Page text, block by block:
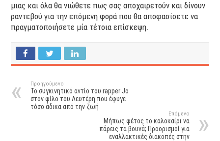
μιας και όλα θα νιώθετε πως σας αποχαιρετούν και δίνουν
ραντεβού για την επόμενη φορά που θα αποφασίσετε να
πραγματοποιήσετε μία τέτοια επίσκεψη.
Προηγούμενο
To συγκινητικό αντίο του rapper Jo
στον φίλο του Λευτέρη που έφυγε
τόσο άδικα από την ζωή
Επόμενο
Μήπως φέτος το καλοκαίρι να
πάρεις τα βουνά; Προορισμοί για
εναλλακτικές διακοπές στην